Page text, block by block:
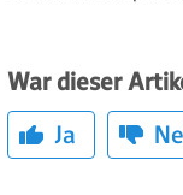
War dieser
Ja